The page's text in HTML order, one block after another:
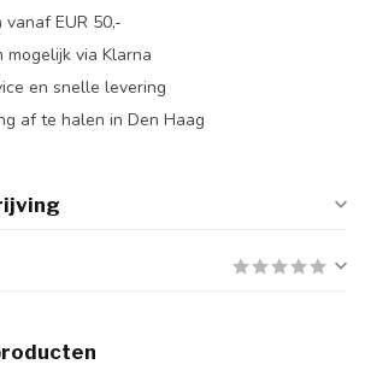
EUR 50,-
via Klarna
en snelle levering
af te halen in Den Haag